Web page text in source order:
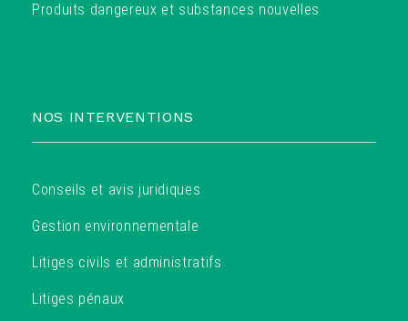
Produits dangereux et substances nouvelles
NOS INTERVENTIONS
Conseils et avis juridiques
Gestion environnementale
Litiges civils et administratifs
Litiges pénaux